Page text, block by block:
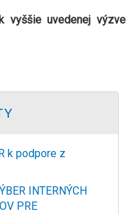
vyššie uvedenej výzve
k podpore z
INTERNÝCH
PRE